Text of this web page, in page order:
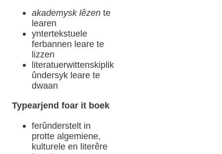
akademysk lêzen te
learen
yntertekstuele
ferbannen leare te
lizzen
literatuerwittenskiplik
ûndersyk leare te
dwaan
Typearjend foar it boek
ferûnderstelt in
protte algemiene,
kulturele en literêre